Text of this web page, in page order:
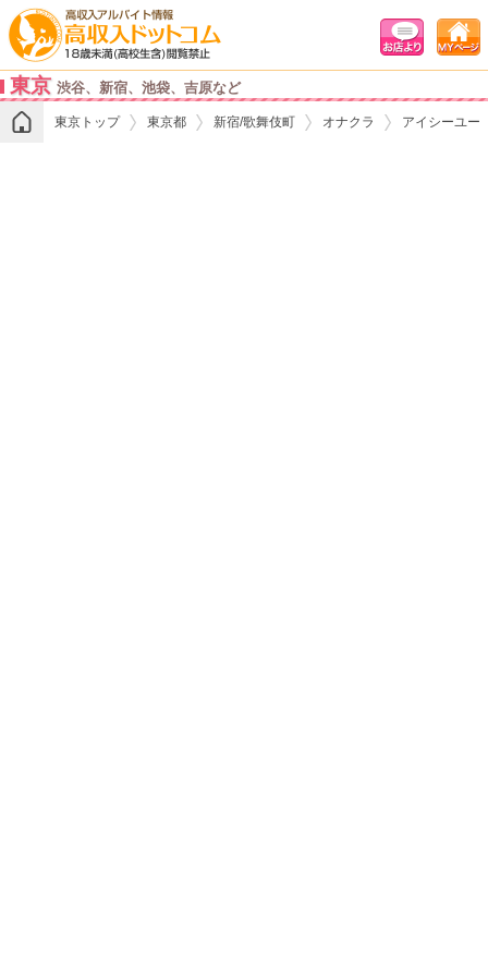
東京 渋谷、新宿、池袋、吉原など
東京トップ 東京都 新宿/歌舞伎町 オナクラ アイシーユー